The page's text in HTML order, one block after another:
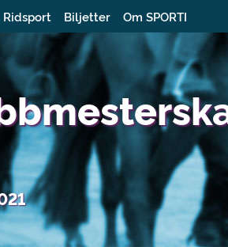
Ridsport Biljetter Om SPORTI